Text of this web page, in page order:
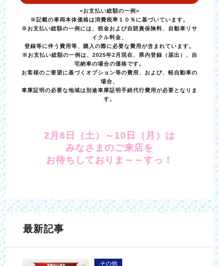
<お支払い総額の一例>
※記載の車両本体価格は消費税率１０％に基づいています。
※お支払い総額の一例には、税金および自賠責保険料、自動車リサ
イクル料金、
登録等に伴う費用等、購入の際に必要な費用が含まれています。
※お支払い総額の一例は、2025年2月現在、県内登録（届出）、自
宅納車の場合の価格です。
お客様のご要望に基づくオプション等の費用、および、軽自動車の
場合、
車庫証明の必要な地域は別途車庫証明手続代行費用が必要となりま
す。
2月8日（土）～10日（月）は
みなさまのご来店を
お待ちしておりま～～すっ！
最新記事
その他